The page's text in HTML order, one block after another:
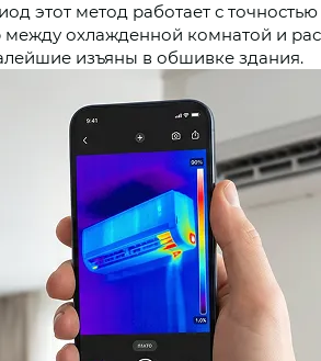
этот метод работает с
между охлажденной комнатой и
изъяны в обшивке здания.